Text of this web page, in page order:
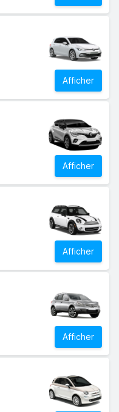
Afficher
Afficher
Afficher
Afficher